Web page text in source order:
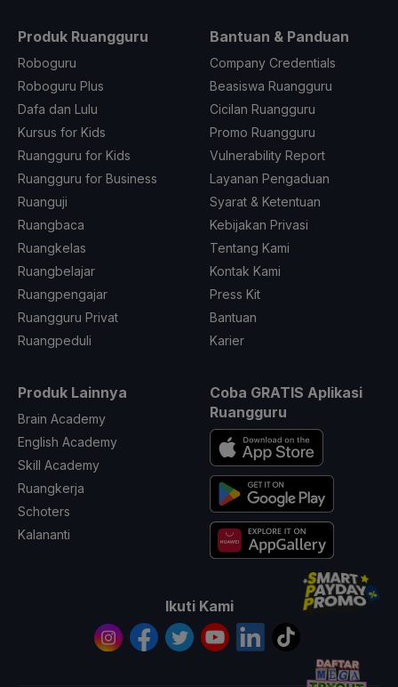
Produk Ruangguru
Roboguru
Roboguru Plus
Dafa dan Lulu
Kursus for Kids
Ruangguru for Kids
Ruangguru for Business
Ruanguji
Ruangbaca
Ruangkelas
Ruangbelajar
Ruangpengajar
Ruangguru Privat
Ruangpeduli
Bantuan & Panduan
Company Credentials
Beasiswa Ruangguru
Cicilan Ruangguru
Promo Ruangguru
Vulnerability Report
Layanan Pengaduan
Syarat & Ketentuan
Kebijakan Privasi
Tentang Kami
Kontak Kami
Press Kit
Bantuan
Karier
Produk Lainnya
Brain Academy
English Academy
Skill Academy
Ruangkerja
Schoters
Kalananti
Coba GRATIS Aplikasi
Ruangguru
Ikuti Kami